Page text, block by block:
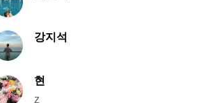
강지석
현
z